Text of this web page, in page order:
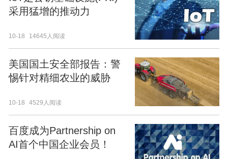
采用猛增的推动力
10-18 14645人阅读
美国国土安全部报告：警
惕针对精细农业的威胁
10-18 4529人阅读
百度成为Partnership on
AI首个中国企业会员！